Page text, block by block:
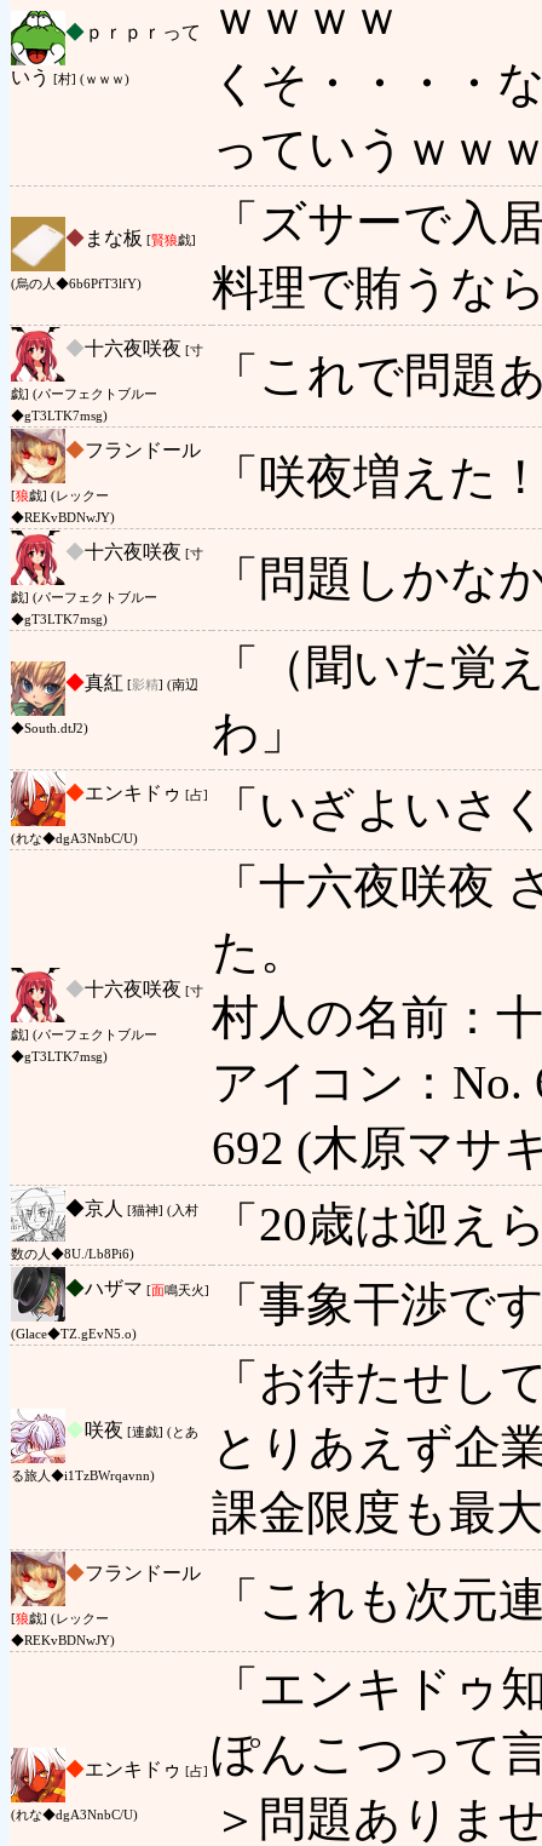
◆ ｐｒｐｒって
いう [村] (ｗｗｗ)
ｗｗｗｗ
くそ・・・・
っていうｗｗ
◆まな板 [賢狼戯]
(烏の人◆6b6PfT3lfY)
「ズサーで入
料理で賄うな
◆十六夜咲夜 [寸
戯] (パーフェクトブルー
◆gT3LTK7msg)
「これで問題
◆フランドール
[狼戯] (レックー
◆REKvBDNwJY)
「咲夜増えた
◆十六夜咲夜 [寸
戯] (パーフェクトブルー
◆gT3LTK7msg)
「問題しかな
◆真紅 [影精] (南辺
◆South.dtJ2)
「（聞いた覚
わ」
◆エンキドゥ [占]
(れな◆dgA3NnbC/U)
「いざよい
◆十六夜咲夜 [寸
戯] (パーフェクトブルー
◆gT3LTK7msg)
「十六夜咲夜
た。
村人の名前：
アイコン：
692 (木原マサ
◆京人 [猫神] (入村
数の人◆8U./Lb8Pi6)
「20歳は迎
◆ハザマ [面鳴天火]
(Glace◆TZ.gEvN5.o)
「事象干渉で
◆咲夜 [連戯] (とあ
る旅人◆i1TzBWrqavnn)
「お待たせし
とりあえず企
課金限度も最
◆フランドール
[狼戯] (レックー
◆REKvBDNwJY)
「これも次元
◆エンキドゥ [占]
(れな◆dgA3NnbC/U)
「エンキドゥ
ぽんこつって
＞問題ありま